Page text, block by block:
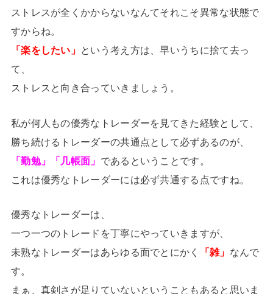
ストレスが全くかからないなんてそれこそ異常な状態で
すからね。
「楽をしたい」 という考え方は、早いうちに捨て去っ
て、
ストレスと向き合っていきましょう。
私が何人もの優秀なトレーダーを見てきた経験として、
勝ち続けるトレーダーの共通点として必ずあるのが、
「勤勉」「几帳面」 であるということです。
これは優秀なトレーダーには必ず共通する点ですね。
優秀なトレーダーは、
一つ一つのトレードを丁寧にやっていきますが、
未熟なトレーダーはあらゆる面でとにかく
「雑」 なんで
す。
まぁ、真剣さが足りていないということもあると思いま